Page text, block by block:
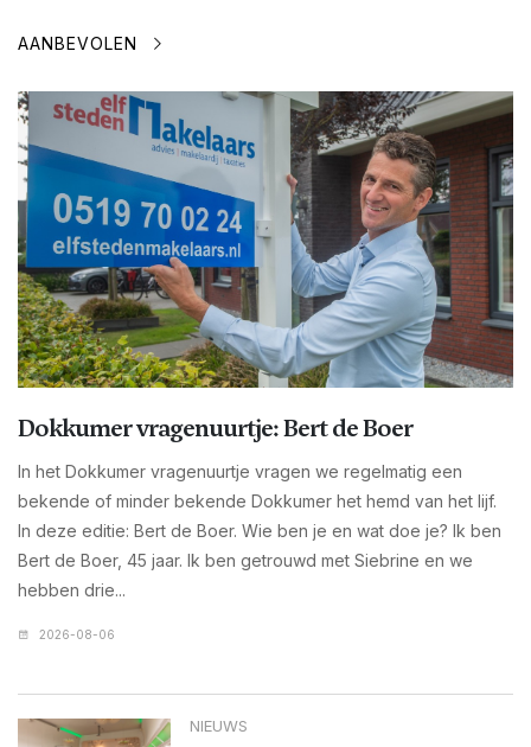
AANBEVOLEN
Dokkumer vragenuurtje: Bert de Boer
In het Dokkumer vragenuurtje vragen we regelmatig een
bekende of minder bekende Dokkumer het hemd van het lijf.
In deze editie: Bert de Boer. Wie ben je en wat doe je? Ik ben
Bert de Boer, 45 jaar. Ik ben getrouwd met Siebrine en we
hebben drie...
2026-08-06
NIEUWS